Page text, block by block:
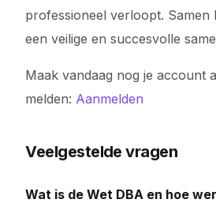
professioneel verloopt. Samen
een veilige en succesvolle
Maak vandaag nog je account
melden: Aanmelden
Veelgestelde vragen
Wat is de Wet DBA en hoe